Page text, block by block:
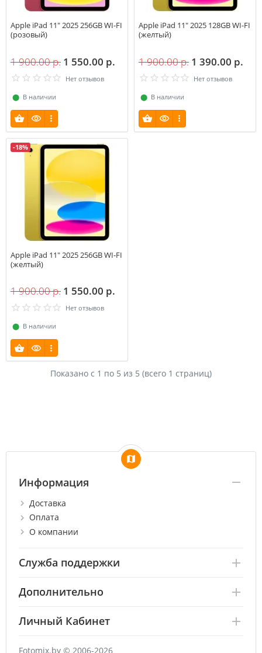
Apple iPad 11" 2025 256GB WI-FI
(розовый)
1 900.00 р. 1 550.00 р.
Нет отзывов
⬤ В наличии
Apple iPad 11" 2025 128GB WI-FI
(желтый)
1 900.00 р. 1 390.00 р.
Нет отзывов
⬤ В наличии
-18%
Apple iPad 11" 2025 256GB WI-FI
(желтый)
1 900.00 р. 1 550.00 р.
Нет отзывов
⬤ В наличии
Показано с 1 по 5 из 5 (всего 1 страниц)
Информация
Доставка
Оплата
О компании
Служба поддержки
Дополнительно
Личный Кабинет
Fotomix.by © 2006-2026